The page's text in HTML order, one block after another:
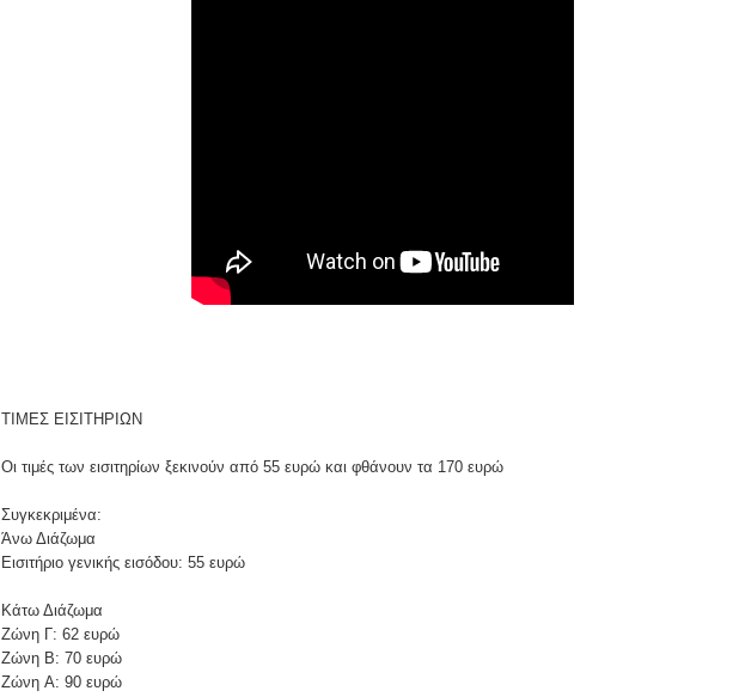
ΤΙΜΕΣ ΕΙΣΙΤΗΡΙΩΝ
Οι τιμές των εισιτηρίων ξεκινούν από 55 ευρώ και φθάνουν τα 170 ευρώ
Συγκεκριμένα:
Άνω Διάζωμα
Εισιτήριο γενικής εισόδου: 55 ευρώ
Κάτω Διάζωμα
Ζώνη Γ: 62 ευρώ
Ζώνη B: 70 ευρώ
Ζώνη A: 90 ευρώ